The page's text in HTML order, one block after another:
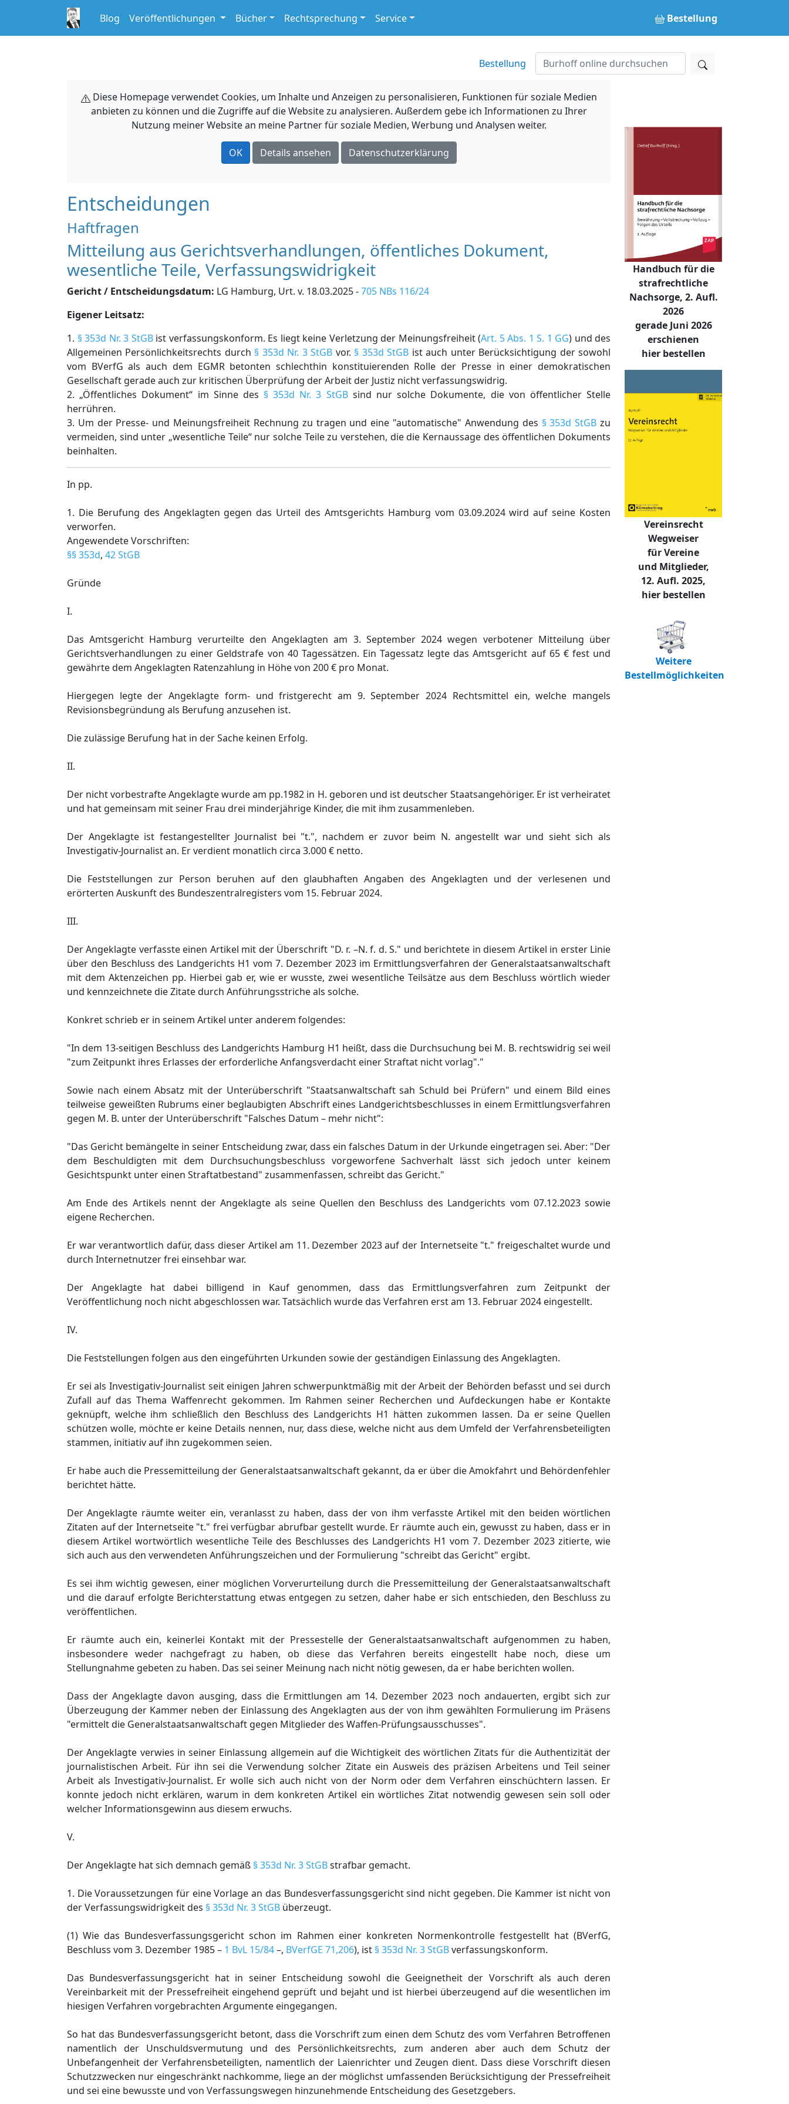
Blog Veröffentlichungen Bücher Rechtsprechung Service Bestellung
Bestellung
Diese Homepage verwendet Cookies, um Inhalte und Anzeigen zu personalisieren, Funktionen für soziale Medien
anbieten zu können und die Zugriffe auf die Website zu analysieren. Außerdem gebe ich Informationen zu Ihrer
Nutzung meiner Website an meine Partner für soziale Medien, Werbung und Analysen weiter.
OK Details ansehen Datenschutzerklärung
Entscheidungen
Haftfragen
Mitteilung aus Gerichtsverhandlungen, öffentliches Dokument,
wesentliche Teile, Verfassungswidrigkeit
Gericht / Entscheidungsdatum: LG Hamburg, Urt. v. 18.03.2025 -705 NBs 116/24
Eigener Leitsatz:
1. § 353d Nr. 3 StGBist verfassungskonform. Es liegt keine Verletzung der Meinungsfreiheit (Art. 5 Abs. 1 S. 1 GG) und des
Allgemeinen Persönlichkeitsrechts durch § 353d Nr. 3 StGB vor. § 353d StGB ist auch unter Berücksichtigung der sowohl
vom BVerfG als auch dem EGMR betonten schlechthin konstituierenden Rolle der Presse in einer demokratischen
Gesellschaft gerade auch zur kritischen Überprüfung der Arbeit der Justiz nicht verfassungswidrig.
2. „Öffentliches Dokument“ im Sinne des § 353d Nr. 3 StGBsind nur solche Dokumente, die von öffentlicher Stelle
herrühren.
3. Um der Presse- und Meinungsfreiheit Rechnung zu tragen und eine "automatische" Anwendung des § 353d StGB zu
vermeiden, sind unter „wesentliche Teile“ nur solche Teile zu verstehen, die die Kernaussage des öffentlichen Dokuments
beinhalten.
In pp.
1. Die Berufung des Angeklagten gegen das Urteil des Amtsgerichts Hamburg vom 03.09.2024 wird auf seine Kosten
verworfen.
Angewendete Vorschriften:
§§ 353d, 42 StGB
Gründe
I.
Das Amtsgericht Hamburg verurteilte den Angeklagten am 3. September 2024 wegen verbotener Mitteilung über
Gerichtsverhandlungen zu einer Geldstrafe von 40 Tagessätzen. Ein Tagessatz legte das Amtsgericht auf 65 € fest und
gewährte dem Angeklagten Ratenzahlung in Höhe von 200 € pro Monat.
Hiergegen legte der Angeklagte form- und fristgerecht am 9. September 2024 Rechtsmittel ein, welche mangels
Revisionsbegründung als Berufung anzusehen ist.
Die zulässige Berufung hat in der Sache keinen Erfolg.
II.
Der nicht vorbestrafte Angeklagte wurde am pp.1982 in H. geboren und ist deutscher Staatsangehöriger. Er ist verheiratet
und hat gemeinsam mit seiner Frau drei minderjährige Kinder, die mit ihm zusammenleben.
Der Angeklagte ist festangestellter Journalist bei "t.", nachdem er zuvor beim N. angestellt war und sieht sich als
Investigativ-Journalist an. Er verdient monatlich circa 3.000 € netto.
Die Feststellungen zur Person beruhen auf den glaubhaften Angaben des Angeklagten und der verlesenen und
erörterten Auskunft des Bundeszentralregisters vom 15. Februar 2024.
III.
Der Angeklagte verfasste einen Artikel mit der Überschrift "D. r. –N. f. d. S." und berichtete in diesem Artikel in erster Linie
über den Beschluss des Landgerichts H1 vom 7. Dezember 2023 im Ermittlungsverfahren der Generalstaatsanwaltschaft
mit dem Aktenzeichen pp. Hierbei gab er, wie er wusste, zwei wesentliche Teilsätze aus dem Beschluss wörtlich wieder
und kennzeichnete die Zitate durch Anführungsstriche als solche.
Konkret schrieb er in seinem Artikel unter anderem folgendes:
"In dem 13-seitigen Beschluss des Landgerichts Hamburg H1 heißt, dass die Durchsuchung bei M. B. rechtswidrig sei weil
"zum Zeitpunkt ihres Erlasses der erforderliche Anfangsverdacht einer Straftat nicht vorlag"."
Sowie nach einem Absatz mit der Unterüberschrift "Staatsanwaltschaft sah Schuld bei Prüfern" und einem Bild eines
teilweise geweißten Rubrums einer beglaubigten Abschrift eines Landgerichtsbeschlusses in einem Ermittlungsverfahren
gegen M. B. unter der Unterüberschrift "Falsches Datum – mehr nicht":
"Das Gericht bemängelte in seiner Entscheidung zwar, dass ein falsches Datum in der Urkunde eingetragen sei. Aber: "Der
dem Beschuldigten mit dem Durchsuchungsbeschluss vorgeworfene Sachverhalt lässt sich jedoch unter keinem
Gesichtspunkt unter einen Straftatbestand" zusammenfassen, schreibt das Gericht."
Am Ende des Artikels nennt der Angeklagte als seine Quellen den Beschluss des Landgerichts vom 07.12.2023 sowie
eigene Recherchen.
Er war verantwortlich dafür, dass dieser Artikel am 11. Dezember 2023 auf der Internetseite "t." freigeschaltet wurde und
durch Internetnutzer frei einsehbar war.
Der Angeklagte hat dabei billigend in Kauf genommen, dass das Ermittlungsverfahren zum Zeitpunkt der
Veröffentlichung noch nicht abgeschlossen war. Tatsächlich wurde das Verfahren erst am 13. Februar 2024 eingestellt.
IV.
Die Feststellungen folgen aus den eingeführten Urkunden sowie der geständigen Einlassung des Angeklagten.
Er sei als Investigativ-Journalist seit einigen Jahren schwerpunktmäßig mit der Arbeit der Behörden befasst und sei durch
Zufall auf das Thema Waffenrecht gekommen. Im Rahmen seiner Recherchen und Aufdeckungen habe er Kontakte
geknüpft, welche ihm schließlich den Beschluss des Landgerichts H1 hätten zukommen lassen. Da er seine Quellen
schützen wolle, möchte er keine Details nennen, nur, dass diese, welche nicht aus dem Umfeld der Verfahrensbeteiligten
stammen, initiativ auf ihn zugekommen seien.
Er habe auch die Pressemitteilung der Generalstaatsanwaltschaft gekannt, da er über die Amokfahrt und Behördenfehler
berichtet hätte.
Der Angeklagte räumte weiter ein, veranlasst zu haben, dass der von ihm verfasste Artikel mit den beiden wörtlichen
Zitaten auf der Internetseite "t." frei verfügbar abrufbar gestellt wurde. Er räumte auch ein, gewusst zu haben, dass er in
diesem Artikel wortwörtlich wesentliche Teile des Beschlusses des Landgerichts H1 vom 7. Dezember 2023 zitierte, wie
sich auch aus den verwendeten Anführungszeichen und der Formulierung "schreibt das Gericht" ergibt.
Es sei ihm wichtig gewesen, einer möglichen Vorverurteilung durch die Pressemitteilung der Generalstaatsanwaltschaft
und die darauf erfolgte Berichterstattung etwas entgegen zu setzen, daher habe er sich entschieden, den Beschluss zu
veröffentlichen.
Er räumte auch ein, keinerlei Kontakt mit der Pressestelle der Generalstaatsanwaltschaft aufgenommen zu haben,
insbesondere weder nachgefragt zu haben, ob diese das Verfahren bereits eingestellt habe noch, diese um
Stellungnahme gebeten zu haben. Das sei seiner Meinung nach nicht nötig gewesen, da er habe berichten wollen.
Dass der Angeklagte davon ausging, dass die Ermittlungen am 14. Dezember 2023 noch andauerten, ergibt sich zur
Überzeugung der Kammer neben der Einlassung des Angeklagten aus der von ihm gewählten Formulierung im Präsens
"ermittelt die Generalstaatsanwaltschaft gegen Mitglieder des Waffen-Prüfungsausschusses".
Der Angeklagte verwies in seiner Einlassung allgemein auf die Wichtigkeit des wörtlichen Zitats für die Authentizität der
journalistischen Arbeit. Für ihn sei die Verwendung solcher Zitate ein Ausweis des präzisen Arbeitens und Teil seiner
Arbeit als Investigativ-Journalist. Er wolle sich auch nicht von der Norm oder dem Verfahren einschüchtern lassen. Er
konnte jedoch nicht erklären, warum in dem konkreten Artikel ein wörtliches Zitat notwendig gewesen sein soll oder
welcher Informationsgewinn aus diesem erwuchs.
V.
Der Angeklagte hat sich demnach gemäß § 353d Nr. 3 StGBstrafbar gemacht.
1. Die Voraussetzungen für eine Vorlage an das Bundesverfassungsgericht sind nicht gegeben. Die Kammer ist nicht von
der Verfassungswidrigkeit des § 353d Nr. 3 StGB überzeugt.
(1) Wie das Bundesverfassungsgericht schon im Rahmen einer konkreten Normenkontrolle festgestellt hat (BVerfG,
Beschluss vom 3. Dezember 1985 – 1 BvL 15/84–, BVerfGE 71,206), ist § 353d Nr. 3 StGBverfassungskonform.
Das Bundesverfassungsgericht hat in seiner Entscheidung sowohl die Geeignetheit der Vorschrift als auch deren
Vereinbarkeit mit der Pressefreiheit eingehend geprüft und bejaht und ist hierbei überzeugend auf die wesentlichen im
hiesigen Verfahren vorgebrachten Argumente eingegangen.
So hat das Bundesverfassungsgericht betont, dass die Vorschrift zum einen dem Schutz des vom Verfahren Betroffenen
namentlich der Unschuldsvermutung und des Persönlichkeitsrechts, zum anderen aber auch dem Schutz der
Unbefangenheit der Verfahrensbeteiligten, namentlich der Laienrichter und Zeugen dient. Dass diese Vorschrift diesen
Schutzzwecken nur eingeschränkt nachkomme, liege an der möglichst umfassenden Berücksichtigung der Pressefreiheit
und sei eine bewusste und von Verfassungswegen hinzunehmende Entscheidung des Gesetzgebers.
Handbuch für die
strafrechtliche
Nachsorge, 2. Aufl.
2026
gerade Juni 2026
erschienen
hier bestellen
Vereinsrecht
Wegweiser
für Vereine
und Mitglieder,
12. Aufl. 2025,
hier bestellen
Weitere
Bestellmöglichkeiten